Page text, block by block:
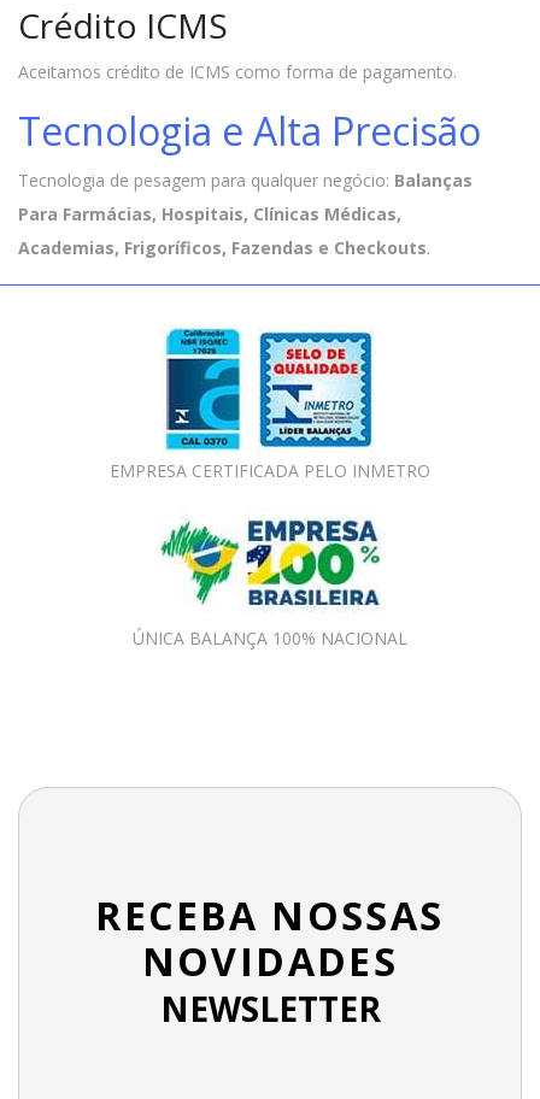
Crédito ICMS
Aceitamos crédito de ICMS como forma de pagamento.
Tecnologia e Alta Precisão
Tecnologia de pesagem para qualquer negócio: Balanças
Para Farmácias, Hospitais, Clínicas Médicas,
Academias, Frigoríficos, Fazendas e Checkouts.
EMPRESA CERTIFICADA PELO INMETRO
ÚNICA BALANÇA 100% NACIONAL
RECEBA NOSSAS
NOVIDADES
NEWSLETTER